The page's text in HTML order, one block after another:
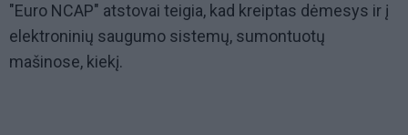
"Euro NCAP" atstovai teigia, kad kreiptas dėmesys ir į
elektroninių saugumo sistemų, sumontuotų
mašinose, kiekį.